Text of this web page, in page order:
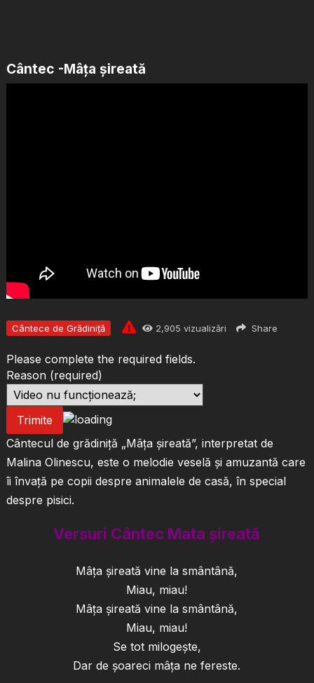
Cântec -Mâța șireată
Cântece de Grădiniță 2,905 vizualizări Share
Please complete the required fields.
Reason (required)
Trimite
Cântecul de grădiniță „Mâța șireată”, interpretat de
Malina Olinescu, este o melodie veselă și amuzantă care
îi învață pe copii despre animalele de casă, în special
despre pisici.
Versuri Cântec Mata șireată
Mâța șireată vine la smântână,
Miau, miau!
Mâța șireată vine la smântână,
Miau, miau!
Se tot milogește,
Dar de șoareci mâța ne fereste.